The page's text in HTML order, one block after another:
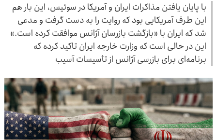
با پایان یافتن مذاکرات ایران و آمریکا در سوئیس، این بار هم
این طرف آمریکایی بود که روایت را به دست گرفت و مدعی
شد که ایران با «بازگشت بازرسان آژانس موافقت کرده است.»
این در حالی است که وزارت خارجه ایران تاکید کرده که
برنامه‌ای برای بازرسی آژانس از تأسیسات آسیب